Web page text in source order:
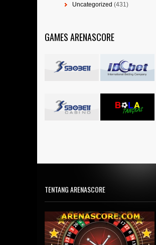
Uncategorized (431)
GAMES ARENASCORE
TENTANG ARENASCORE